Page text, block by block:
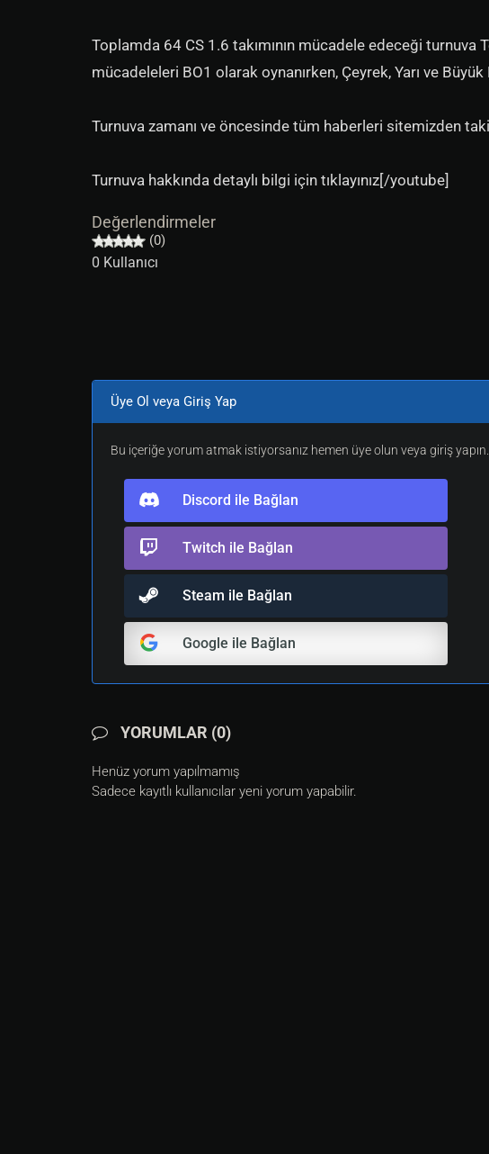
Toplamda 64 CS 1.6 takımının mücadele edeceği
mücadeleleri BO1 olarak oynanırken, Çeyrek, Yarı ve
Turnuva zamanı ve öncesinde tüm haberleri sitemizden
Turnuva hakkında detaylı bilgi için tıklayınız[/youtube]
Değerlendirmeler
(0)
0 Kullanıcı
Üye Ol veya Giriş Yap
Bu içeriğe yorum atmak istiyorsanız hemen üye olun veya giriş yapın.
Discord ile Bağlan
Twitch ile Bağlan
Steam ile Bağlan
Google ile Bağlan
YORUMLAR (0)
Henüz yorum yapılmamış
Sadece kayıtlı kullanıcılar yeni yorum yapabilir.